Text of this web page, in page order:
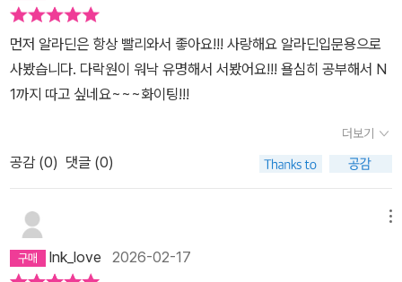
먼저 알라딘은 항상 빨리와서 좋아요!!! 사랑해요 알라딘입문용으로
사봤습니다. 다락원이 워낙 유명해서 서봤어요!!! 욜심히 공부해서 N
1까지 따고 싶네요~~~화이팅!!!
더보기
공감 (0) 댓글 (0)
lnk_love 2026-02-17